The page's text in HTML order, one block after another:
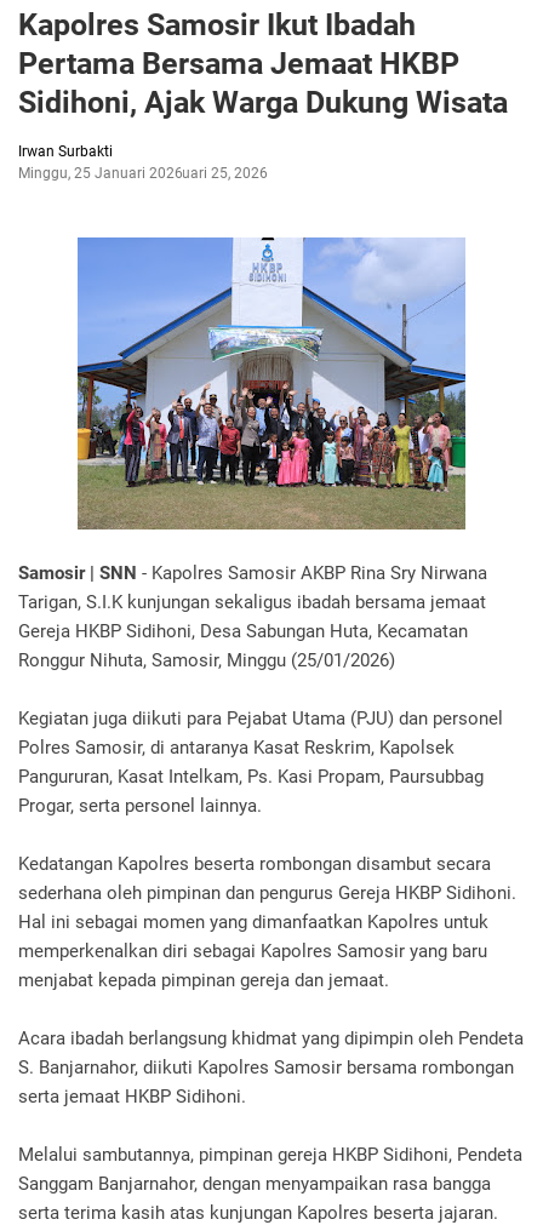
Kapolres Samosir Ikut Ibadah
Pertama Bersama Jemaat HKBP
Sidihoni, Ajak Warga Dukung Wisata
Irwan Surbakti
Minggu, 25 Januari 2026Januari 25, 2026
Samosir | SNN - Kapolres Samosir AKBP Rina Sry Nirwana
Tarigan, S.I.K kunjungan sekaligus ibadah bersama jemaat
Gereja HKBP Sidihoni, Desa Sabungan Huta, Kecamatan
Ronggur Nihuta, Samosir, Minggu (25/01/2026)
Kegiatan juga diikuti para Pejabat Utama (PJU) dan personel
Polres Samosir, di antaranya Kasat Reskrim, Kapolsek
Pangururan, Kasat Intelkam, Ps. Kasi Propam, Paursubbag
Progar, serta personel lainnya.
Kedatangan Kapolres beserta rombongan disambut secara
sederhana oleh pimpinan dan pengurus Gereja HKBP Sidihoni.
Hal ini sebagai momen yang dimanfaatkan Kapolres untuk
memperkenalkan diri sebagai Kapolres Samosir yang baru
menjabat kepada pimpinan gereja dan jemaat.
Acara ibadah berlangsung khidmat yang dipimpin oleh Pendeta
S. Banjarnahor, diikuti Kapolres Samosir bersama rombongan
serta jemaat HKBP Sidihoni.
Melalui sambutannya, pimpinan gereja HKBP Sidihoni, Pendeta
Sanggam Banjarnahor, dengan menyampaikan rasa bangga
serta terima kasih atas kunjungan Kapolres beserta jajaran.